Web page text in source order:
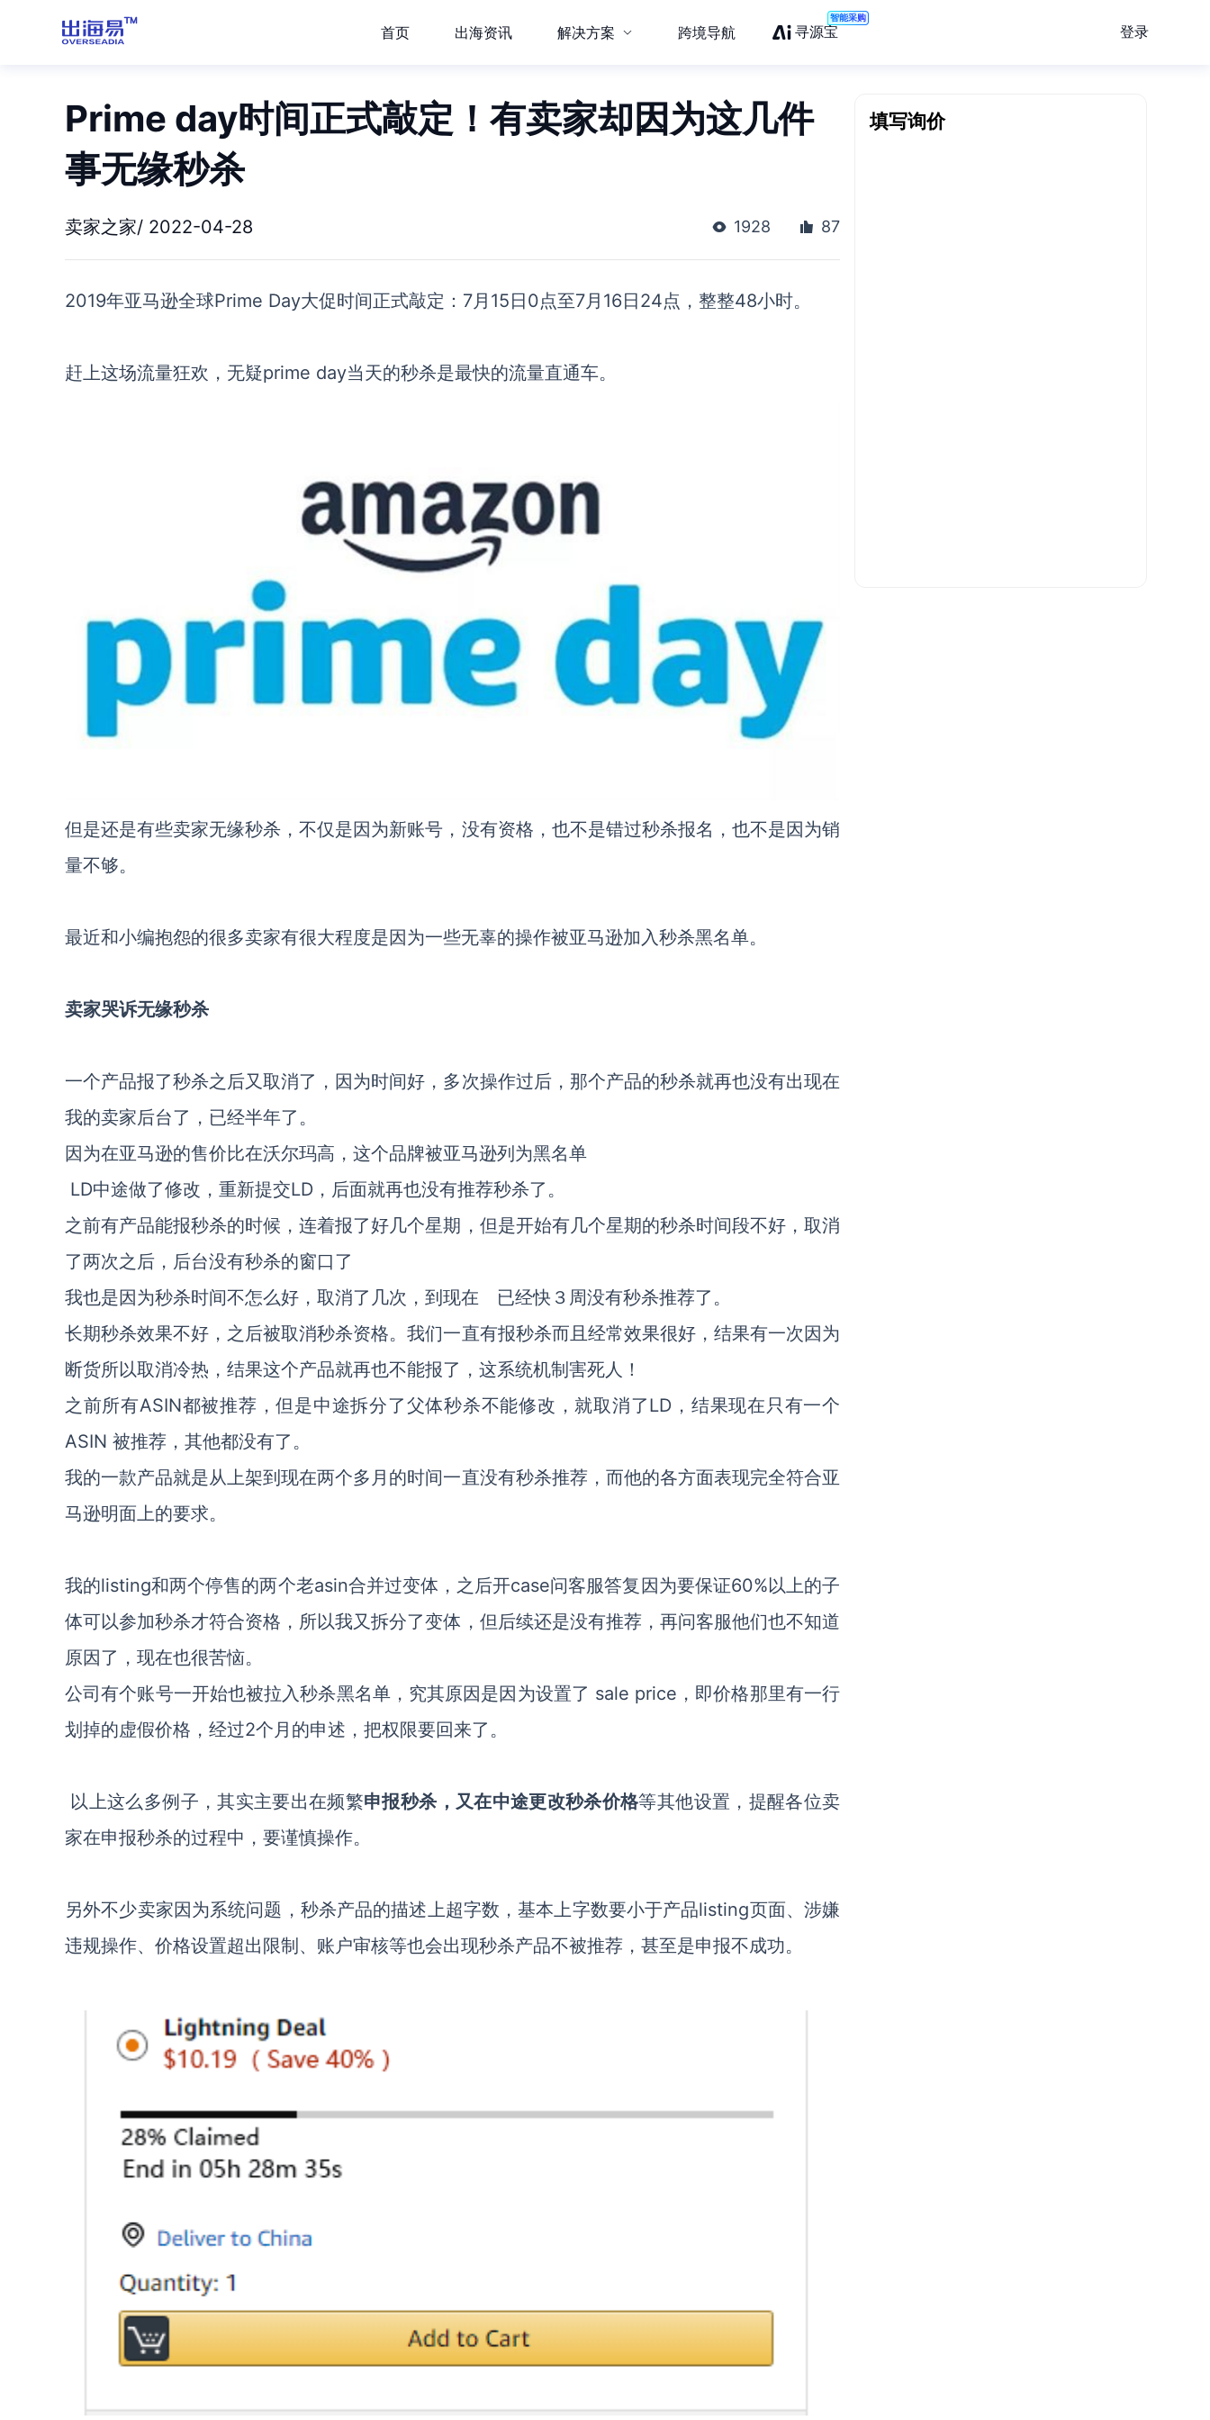
首页 出海资讯 解决方案 跨境导航 寻源宝
智能采购
登录
Prime day时间正式敲定！有卖家却因为这几件
事无缘秒杀
卖家之家/ 2022-04-28 1928 87
2019年亚马逊全球Prime Day大促时间正式敲定：7月15日0点至7月16日24点，整整48小时。
赶上这场流量狂欢，无疑prime day当天的秒杀是最快的流量直通车。
但是还是有些卖家无缘秒杀，不仅是因为新账号，没有资格，也不是错过秒杀报名，也不是因为销
量不够。
最近和小编抱怨的很多卖家有很大程度是因为一些无辜的操作被亚马逊加入秒杀黑名单。
卖家哭诉无缘秒杀
一个产品报了秒杀之后又取消了，因为时间好，多次操作过后，那个产品的秒杀就再也没有出现在
我的卖家后台了，已经半年了。
因为在亚马逊的售价比在沃尔玛高，这个品牌被亚马逊列为黑名单
LD中途做了修改，重新提交LD，后面就再也没有推荐秒杀了。
之前有产品能报秒杀的时候，连着报了好几个星期，但是开始有几个星期的秒杀时间段不好，取消
了两次之后，后台没有秒杀的窗口了
我也是因为秒杀时间不怎么好，取消了几次，到现在 已经快３周没有秒杀推荐了。
长期秒杀效果不好，之后被取消秒杀资格。我们一直有报秒杀而且经常效果很好，结果有一次因为
断货所以取消冷热，结果这个产品就再也不能报了，这系统机制害死人！
之前所有ASIN都被推荐，但是中途拆分了父体秒杀不能修改，就取消了LD，结果现在只有一个
ASIN 被推荐，其他都没有了。
我的一款产品就是从上架到现在两个多月的时间一直没有秒杀推荐，而他的各方面表现完全符合亚
马逊明面上的要求。
我的listing和两个停售的两个老asin合并过变体，之后开case问客服答复因为要保证60%以上的子
体可以参加秒杀才符合资格，所以我又拆分了变体，但后续还是没有推荐，再问客服他们也不知道
原因了，现在也很苦恼。
公司有个账号一开始也被拉入秒杀黑名单，究其原因是因为设置了 sale price，即价格那里有一行
划掉的虚假价格，经过2个月的申述，把权限要回来了。
以上这么多例子，其实主要出在频繁申报秒杀，又在中途更改秒杀价格等其他设置，提醒各位卖
家在申报秒杀的过程中，要谨慎操作。
另外不少卖家因为系统问题，秒杀产品的描述上超字数，基本上字数要小于产品listing页面、涉嫌
违规操作、价格设置超出限制、账户审核等也会出现秒杀产品不被推荐，甚至是申报不成功。
填写询价